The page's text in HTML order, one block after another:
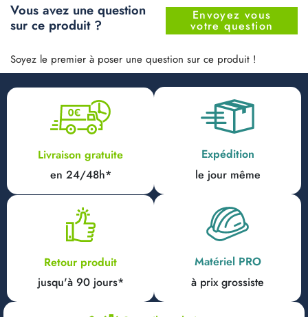
Vous avez une question
sur ce produit ?
Envoyez vous
votre question
Soyez le premier à poser une question sur ce produit !
Livraison gratuite
en 24/48h*
Expédition
le jour même
Retour produit
jusqu'à 90 jours*
Matériel PRO
à prix grossiste